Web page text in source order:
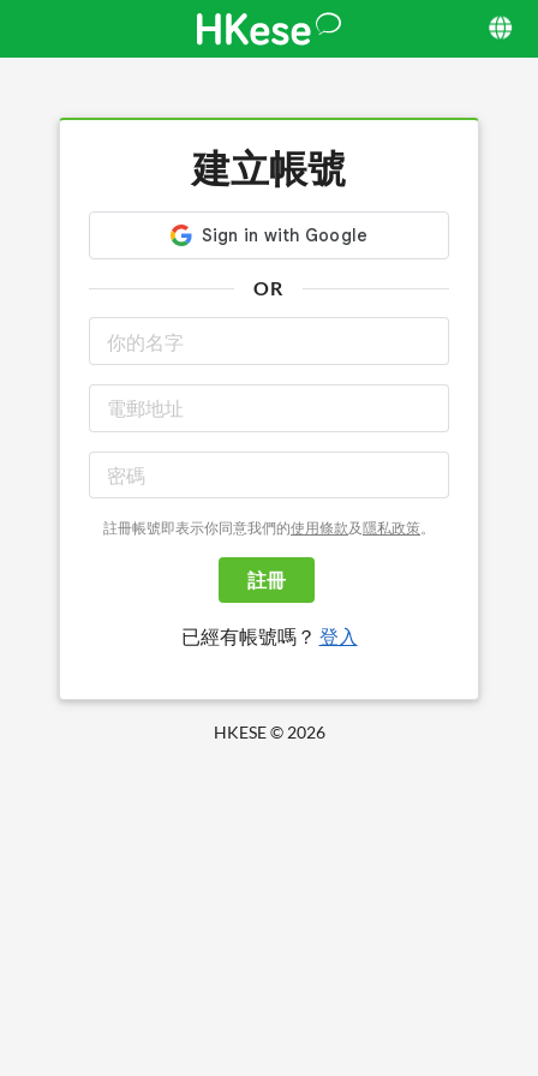
建立帳號
OR
註冊帳號即表示你同意我們的使用條款及隱私政策。
註冊
已經有帳號嗎？ 登入
HKESE © 2026